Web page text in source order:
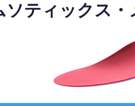
ソティックス・